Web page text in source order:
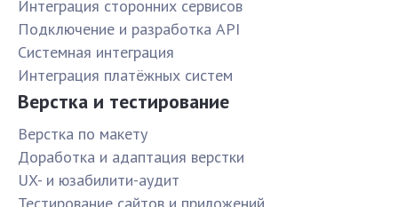
Интеграция сторонних сервисов
Подключение и разработка API
Системная интеграция
Интеграция платёжных систем
Верстка и тестирование
Верстка по макету
Доработка и адаптация верстки
UX- и юзабилити-аудит